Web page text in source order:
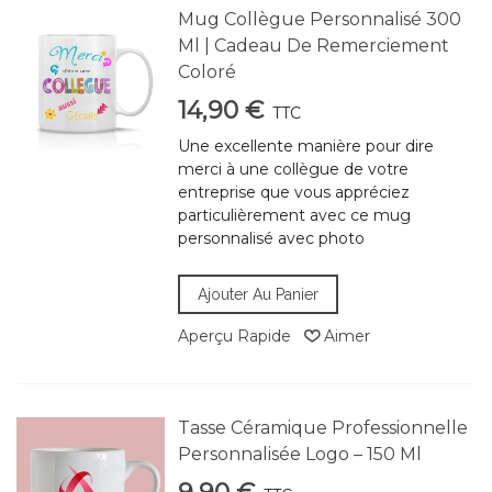
Mug Collègue Personnalisé 300
Ml | Cadeau De Remerciement
Coloré
14,90 € TTC
Une excellente manière pour dire
merci à une collègue de votre
entreprise que vous appréciez
particulièrement avec ce mug
personnalisé avec photo
Ajouter Au Panier
Aperçu Rapide Aimer
Tasse Céramique Professionnelle
Personnalisée Logo – 150 Ml